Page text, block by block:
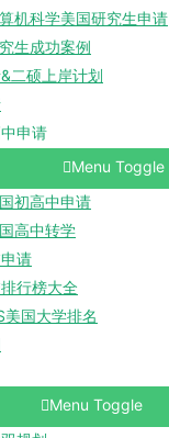
机科学美国研究生申请
生成功案例
二硕上岸计划
申请
Menu Toggle
初高中申请
高中转学
请
行榜大全
美国大学排名
Menu Toggle